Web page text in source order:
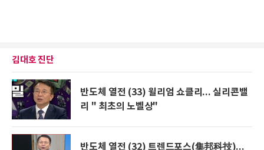
김대호 진단
반도체 열전 (33) 윌리엄 쇼클리... 실리콘밸
리 " 최초의 노벨상"
반도체 열전 (32) 트렌드포스(集邦科技)...